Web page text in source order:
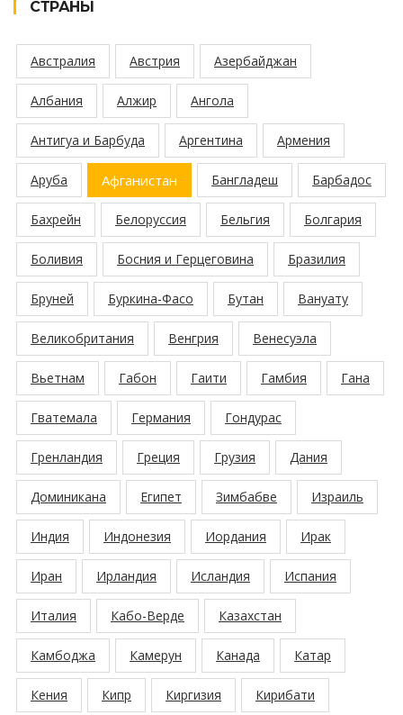
СТРАНЫ
Австралия Австрия Азербайджан
Албания Алжир Ангола
Антигуа и Барбуда Аргентина Армения
Аруба Афганистан Бангладеш Барбадос
Бахрейн Белоруссия Бельгия Болгария
Боливия Босния и Герцеговина Бразилия
Бруней Буркина-Фасо Бутан Вануату
Великобритания Венгрия Венесуэла
Вьетнам Габон Гаити Гамбия Гана
Гватемала Германия Гондурас
Гренландия Греция Грузия Дания
Доминикана Египет Зимбабве Израиль
Индия Индонезия Иордания Ирак
Иран Ирландия Исландия Испания
Италия Кабо-Верде Казахстан
Камбоджа Камерун Канада Катар
Кения Кипр Киргизия Кирибати